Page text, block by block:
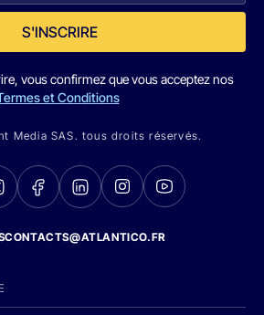
S'INSCRIRE
vous confirmez que vous acceptez nos
et Conditions
Media SAS. tous droits réservés.